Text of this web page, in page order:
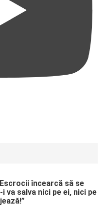
încearcă să se
va salva nici pe ei, nici pe